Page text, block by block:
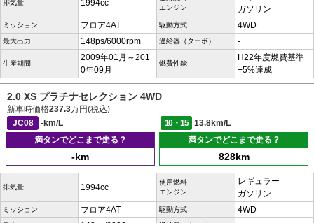
排気量 1994cc
エンジン
ガソリン
ミッション フロア4AT 駆動方式 4WD
最大出力 148ps/6000rpm 過給器（ターボ） -
生産期間
2009年01月～201
0年09月
燃費性能
H22年度燃費基準
+5%達成
2.0 XS プラチナセレクション 4WD
新車時価格237.3万円(税込)
JC08
-km/L 10・15
13.8km/L
満タンでどこまで走る？
-km
満タンでどこまで走る？
828km
排気量 1994cc
使用燃料
エンジン
レギュラー
ガソリン
ミッション フロア4AT 駆動方式 4WD